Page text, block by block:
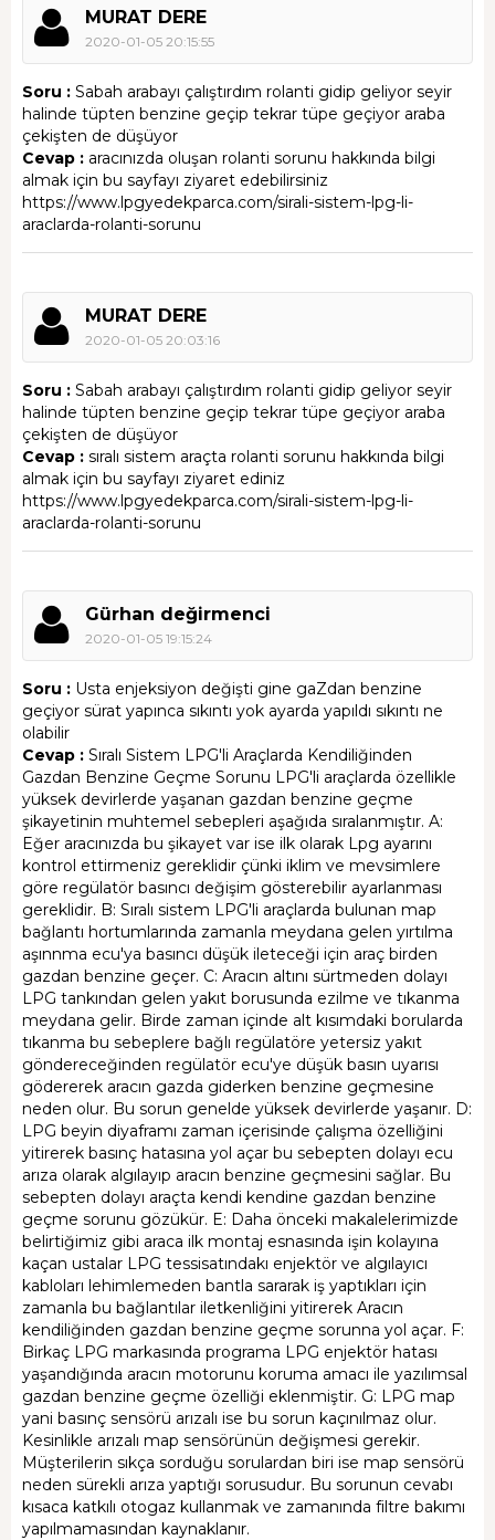
MURAT DERE
2020-01-05 20:15:55
Soru : Sabah arabayı çalıştırdım rolanti gidip geliyor seyir
halinde tüpten benzine geçip tekrar tüpe geçiyor araba
çekişten de düşüyor
Cevap : aracınızda oluşan rolanti sorunu hakkında bilgi
almak için bu sayfayı ziyaret edebilirsiniz
https://www.lpgyedekparca.com/sirali-sistem-lpg-li-
araclarda-rolanti-sorunu
MURAT DERE
2020-01-05 20:03:16
Soru : Sabah arabayı çalıştırdım rolanti gidip geliyor seyir
halinde tüpten benzine geçip tekrar tüpe geçiyor araba
çekişten de düşüyor
Cevap : sıralı sistem araçta rolanti sorunu hakkında bilgi
almak için bu sayfayı ziyaret ediniz
https://www.lpgyedekparca.com/sirali-sistem-lpg-li-
araclarda-rolanti-sorunu
Gürhan değirmenci
2020-01-05 19:15:24
Soru : Usta enjeksiyon değişti gine gaZdan benzine
geçiyor sürat yapınca sıkıntı yok ayarda yapıldı sıkıntı ne
olabilir
Cevap : Sıralı Sistem LPG'li Araçlarda Kendiliğinden
Gazdan Benzine Geçme Sorunu LPG'li araçlarda özellikle
yüksek devirlerde yaşanan gazdan benzine geçme
şikayetinin muhtemel sebepleri aşağıda sıralanmıştır. A:
Eğer aracınızda bu şikayet var ise ilk olarak Lpg ayarını
kontrol ettirmeniz gereklidir çünki iklim ve mevsimlere
göre regülatör basıncı değişim gösterebilir ayarlanması
gereklidir. B: Sıralı sistem LPG'li araçlarda bulunan map
bağlantı hortumlarında zamanla meydana gelen yırtılma
aşınnma ecu'ya basıncı düşük ileteceği için araç birden
gazdan benzine geçer. C: Aracın altını sürtmeden dolayı
LPG tankından gelen yakıt borusunda ezilme ve tıkanma
meydana gelir. Birde zaman içinde alt kısımdaki borularda
tıkanma bu sebeplere bağlı regülatöre yetersiz yakıt
göndereceğinden regülatör ecu'ye düşük basın uyarısı
gödererek aracın gazda giderken benzine geçmesine
neden olur. Bu sorun genelde yüksek devirlerde yaşanır. D:
LPG beyin diyaframı zaman içerisinde çalışma özelliğini
yitirerek basınç hatasına yol açar bu sebepten dolayı ecu
arıza olarak algılayıp aracın benzine geçmesini sağlar. Bu
sebepten dolayı araçta kendi kendine gazdan benzine
geçme sorunu gözükür. E: Daha önceki makalelerimizde
belirtiğimiz gibi araca ilk montaj esnasında işin kolayına
kaçan ustalar LPG tessisatındakı enjektör ve algılayıcı
kabloları lehimlemeden bantla sararak iş yaptıkları için
zamanla bu bağlantılar iletkenliğini yitirerek Aracın
kendiliğinden gazdan benzine geçme sorunna yol açar. F:
Birkaç LPG markasında programa LPG enjektör hatası
yaşandığında aracın motorunu koruma amacı ile yazılımsal
gazdan benzine geçme özelliği eklenmiştir. G: LPG map
yani basınç sensörü arızalı ise bu sorun kaçınılmaz olur.
Kesinlikle arızalı map sensörünün değişmesi gerekir.
Müşterilerin sıkça sorduğu sorulardan biri ise map sensörü
neden sürekli arıza yaptığı sorusudur. Bu sorunun cevabı
kısaca katkılı otogaz kullanmak ve zamanında filtre bakımı
yapılmamasından kaynaklanır.